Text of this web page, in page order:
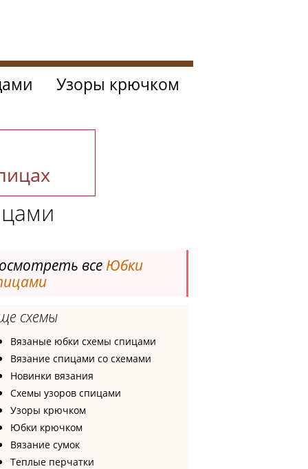
все Юбки
схемы
Вязаные юбки схемы спицами
Вязание спицами со схемами
Новинки вязания
Схемы узоров спицами
Узоры крючком
Юбки крючком
Вязание сумок
Теплые перчатки
Узоры крючком